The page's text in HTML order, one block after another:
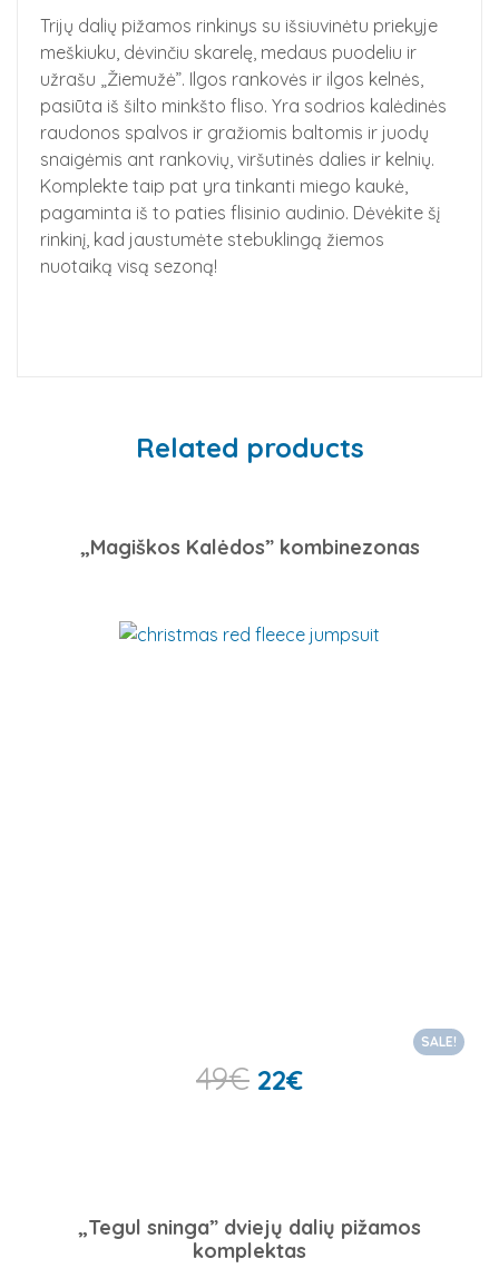
Trijų dalių pižamos rinkinys su išsiuvinėtu priekyje
meškiuku, dėvinčiu skarelę, medaus puodeliu ir
užrašu „Žiemužė”. Ilgos rankovės ir ilgos kelnės,
pasiūta iš šilto minkšto fliso. Yra sodrios kalėdinės
raudonos spalvos ir gražiomis baltomis ir juodų
snaigėmis ant rankovių, viršutinės dalies ir kelnių.
Komplekte taip pat yra tinkanti miego kaukė,
pagaminta iš to paties flisinio audinio. Dėvėkite šį
rinkinį, kad jaustumėte stebuklingą žiemos
nuotaiką visą sezoną!
Related products
„Magiškos Kalėdos” kombinezonas
SALE!
49€ 22€
„Tegul sninga” dviejų dalių pižamos
komplektas